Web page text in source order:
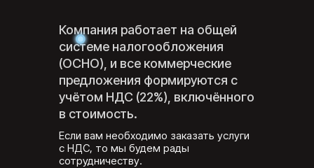
Если вам необходимо заказать услуги
с НДС, то мы будем рады
сотрудничеству.
Компания работает на общей
системе налогообложения
(ОСНО), и все коммерческие
предложения формируются с
учётом НДС (22%), включённого
в стоимость.